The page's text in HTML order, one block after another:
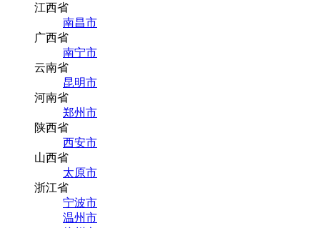
江西省
南昌市
广西省
南宁市
云南省
昆明市
河南省
郑州市
陕西省
西安市
山西省
太原市
浙江省
宁波市
温州市